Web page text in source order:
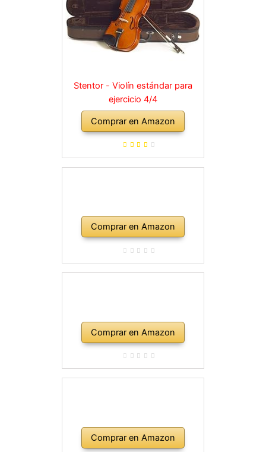
Stentor - Violín estándar para
ejercicio 4/4
Comprar en Amazon
Comprar en Amazon
Comprar en Amazon
Comprar en Amazon